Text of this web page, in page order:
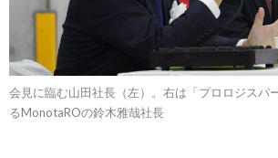
会見に臨む山田社長（左）。右は「プロロジスパ
るMonotaROの鈴木雅哉社長